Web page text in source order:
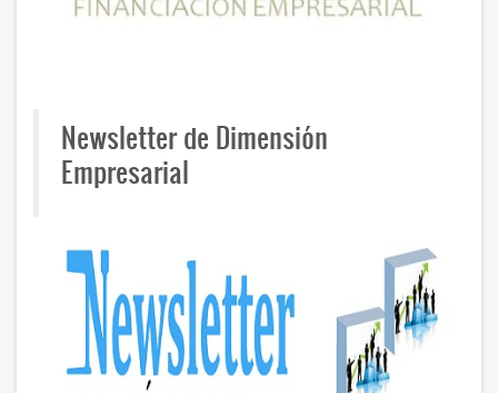
Newsletter de Dimensión
Empresarial